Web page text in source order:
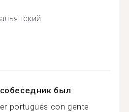
был
portugués con gente